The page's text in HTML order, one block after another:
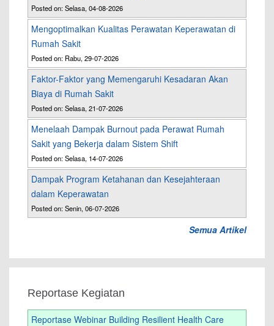
Posted on: Selasa, 04-08-2026
Mengoptimalkan Kualitas Perawatan Keperawatan di
Rumah Sakit
Posted on: Rabu, 29-07-2026
Faktor-Faktor yang Memengaruhi Kesadaran Akan
Biaya di Rumah Sakit
Posted on: Selasa, 21-07-2026
Menelaah Dampak Burnout pada Perawat Rumah
Sakit yang Bekerja dalam Sistem Shift
Posted on: Selasa, 14-07-2026
Dampak Program Ketahanan dan Kesejahteraan
dalam Keperawatan
Posted on: Senin, 06-07-2026
Semua Artikel
Reportase Kegiatan
Reportase Webinar Building Resilient Health Care